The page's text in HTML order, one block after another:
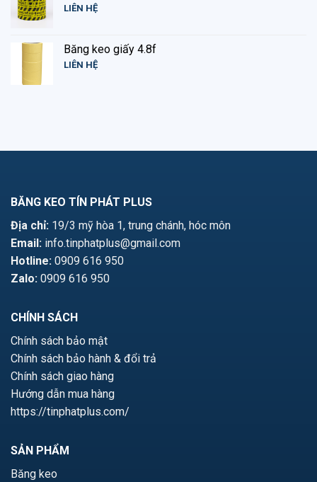
LIÊN HỆ
Băng keo giấy 4.8f
LIÊN HỆ
BĂNG KEO TÍN PHÁT PLUS
Địa chỉ: 19/3 mỹ hòa 1, trung chánh, hóc môn
Email: info.tinphatplus@gmail.com
Hotline: 0909 616 950
Zalo: 0909 616 950
CHÍNH SÁCH
Chính sách bảo mật
Chính sách bảo hành & đổi trả
Chính sách giao hàng
Hướng dẫn mua hàng
https://tinphatplus.com/
SẢN PHẨM
Băng keo